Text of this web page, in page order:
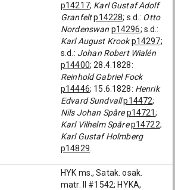
p14217; Karl Gustaf Adolf
Granfeltp14228; s.d.: Otto
Nordenswan p14296; s.d.:
Karl August Krook p14297;
s.d.: Johan Robert Wialén
p14400; 28.4.1828:
Reinhold Gabriel Fock
p14446; 15.6.1828: Henrik
Edvard Sundvallp14472;
Nils Johan Spåre p14721;
Karl Vilhelm Spåre p14722;
Karl Gustaf Holmberg
p14829
HYK ms., Satak. osak.
matr. II #1542; HYKA,